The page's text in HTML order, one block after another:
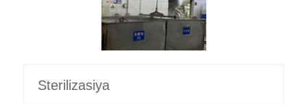
Sterilizasiya